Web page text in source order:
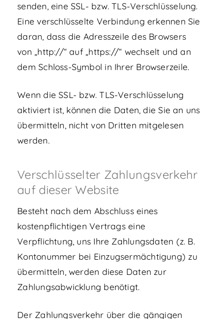
senden, eine SSL- bzw. TLS-Verschlüsselung.
Eine verschlüsselte Verbindung erkennen Sie
daran, dass die Adresszeile des Browsers
von „http://“ auf „https://“ wechselt und an
dem Schloss-Symbol in Ihrer Browserzeile.
Wenn die SSL- bzw. TLS-Verschlüsselung
aktiviert ist, können die Daten, die Sie an uns
übermitteln, nicht von Dritten mitgelesen
werden.
Verschlüsselter Zahlungsverkehr
auf dieser Website
Besteht nach dem Abschluss eines
kostenpflichtigen Vertrags eine
Verpflichtung, uns Ihre Zahlungsdaten (z. B.
Kontonummer bei Einzugsermächtigung) zu
übermitteln, werden diese Daten zur
Zahlungsabwicklung benötigt.
Der Zahlungsverkehr über die gängigen